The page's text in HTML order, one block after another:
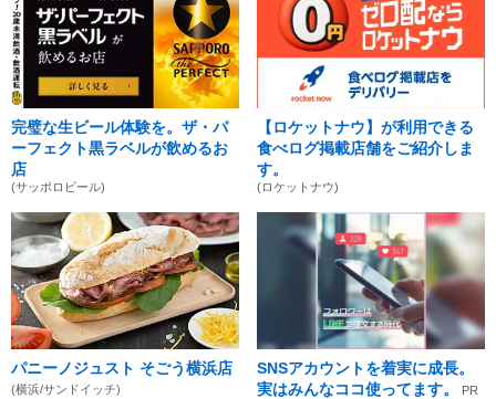
完璧な生ビール体験を。ザ・パ
ーフェクト黒ラベルが飲めるお
店
(サッポロビール)
【ロケットナウ】が利用できる
食べログ掲載店舗をご紹介しま
す。
(ロケットナウ)
パニーノジュスト そごう横浜店
(横浜/サンドイッチ)
SNSアカウントを着実に成長。
実はみんなココ使ってます。
PR